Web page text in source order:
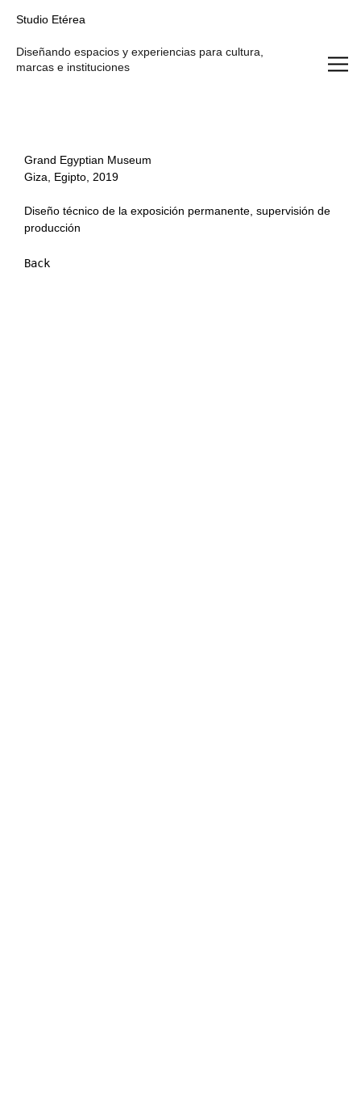
Studio Etérea
Diseñando espacios y experiencias para cultura,
marcas e instituciones
Grand Egyptian Museum
Giza, Egipto, 2019
Diseño técnico de la exposición permanente, supervisión de
producción
Back